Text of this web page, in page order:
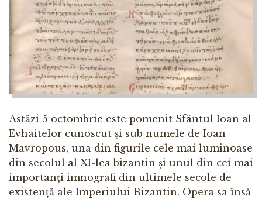
Astăzi 5 octombrie este pomenit Sfântul Ioan al
Evhaitelor cunoscut și sub numele de Ioan
Mavropous, una din figurile cele mai luminoase
din secolul al XI-lea bizantin și unul din cei mai
importanți imnografi din ultimele secole de
existență ale Imperiului Bizantin. Opera sa însă